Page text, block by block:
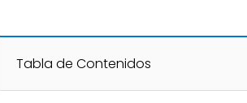
Tabla de Contenidos